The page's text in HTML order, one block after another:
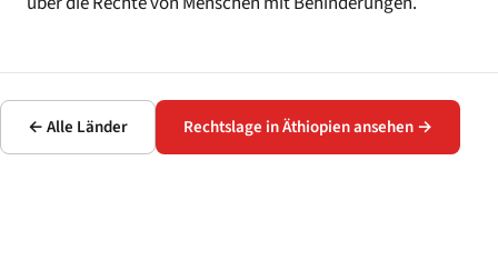
← Alle Länder Rechtslage in Äthiopien ansehen →